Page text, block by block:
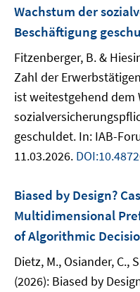
Wachstum der
Beschäftigung
Fitzenberger, B. &
Zahl der
ist weitestgehend dem
geschuldet. In: IAB-
11.03.2026.
Biased by Design?
Multidimensional
of Algorithmic
Dietz, M., Osiander, C.,
(2026): Biased by